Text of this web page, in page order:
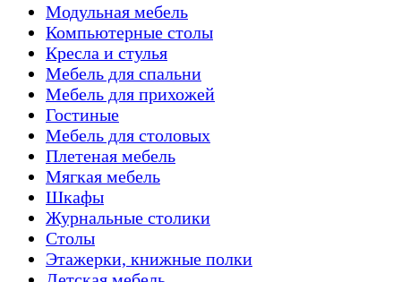
Модульная мебель
Компьютерные столы
Кресла и стулья
Мебель для спальни
Мебель для прихожей
Гостиные
Мебель для столовых
Плетеная мебель
Мягкая мебель
Шкафы
Журнальные столики
Столы
Этажерки, книжные полки